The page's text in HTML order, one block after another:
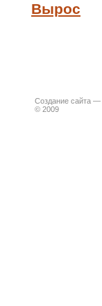
Вырос
Создание сайта —
© 2009